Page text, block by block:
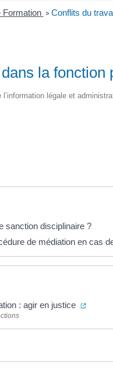
Formation > Conflits du
la fonction
légale et
sanction disciplinaire ?
de médiation en cas
: agir en justice